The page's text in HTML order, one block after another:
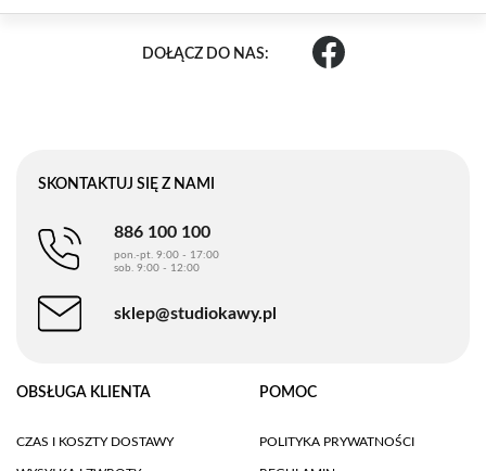
DOŁĄCZ DO NAS:
SKONTAKTUJ SIĘ Z NAMI
886 100 100
pon.-pt. 9:00 - 17:00
sob. 9:00 - 12:00
sklep@studiokawy.pl
OBSŁUGA KLIENTA
CZAS I KOSZTY DOSTAWY
POMOC
POLITYKA PRYWATNOŚCI